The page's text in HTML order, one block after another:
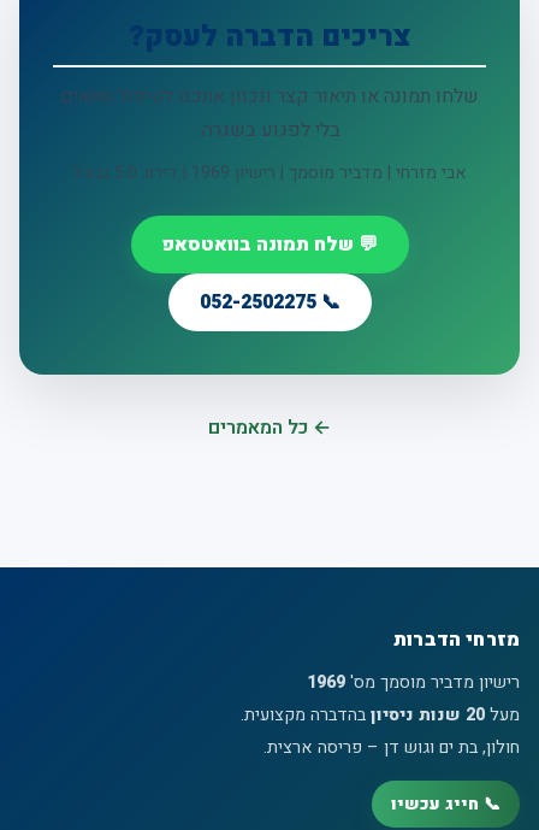
צריכים הדברה לעסק?
שלחו תמונה או תיאור קצר ונכוון אתכם לטיפול מתאים
בלי לפגוע בשגרה.
אבי מזרחי | מדביר מוסמך | רישיון 1969 | דירוג 5.0 בגוגל
💬 שלח תמונה בוואטסאפ
📞 052-2502275
← כל המאמרים
מזרחי הדברות
רישיון מדביר מוסמך מס'1969
מעל20 שנות ניסיון
בהדברה מקצועית.
חולון, בת ים וגוש דן – פריסה ארצית.
📞 חייג עכשיו